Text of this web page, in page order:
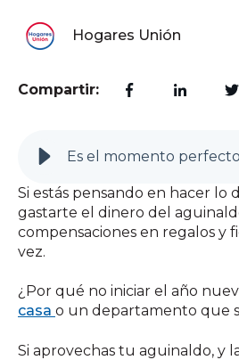
Hogares Unión
Compartir:
Si estás pensando en hacer lo
gastarte el dinero del
compensaciones en regalos y
vez.
¿Por qué no iniciar el año
casa o un departamento que
Si aprovechas tu aguinaldo, y